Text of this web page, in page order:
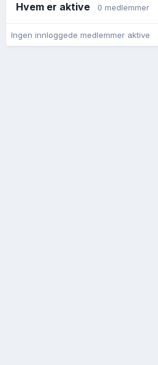
Hvem er aktive 0 medlemmer
Ingen innloggede medlemmer aktive